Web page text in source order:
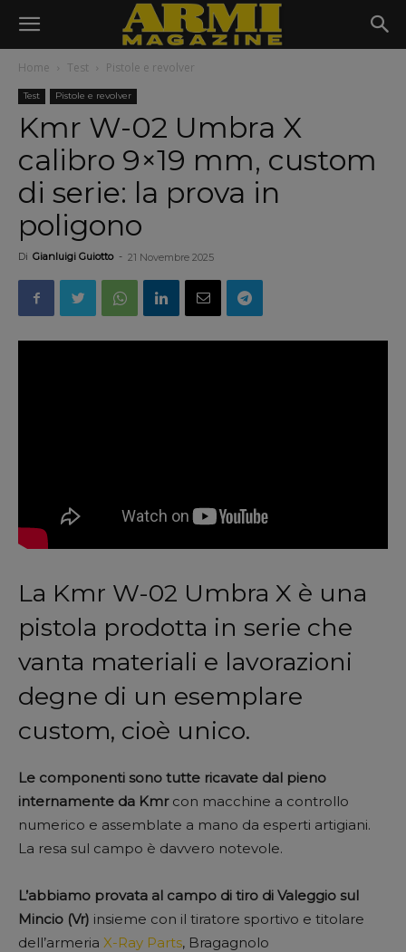
Home Test Pistole e revolver
Test Pistole e revolver
Kmr W-02 Umbra X
calibro 9×19 mm, custom
di serie: la prova in
poligono
Di Gianluigi Guiotto - 21 Novembre 2025
La Kmr W-02 Umbra X è una
pistola prodotta in serie che
vanta materiali e lavorazioni
degne di un esemplare
custom, cioè unico.
Le componenti sono tutte ricavate dal pieno
internamente da Kmrcon macchine a controllo
numerico e assemblate a mano da esperti artigiani.
La resa sul campo è davvero notevole.
L’abbiamo provata al campo di tiro di Valeggio sul
Mincio (Vr) insieme con il tiratore sportivo e titolare
dell’armeria X-Ray Parts, Bragagnolo